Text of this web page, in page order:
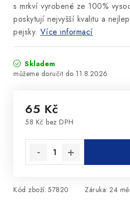
s mrkví vyrobené ze 100%
poskytují nejvyšší kvalitu a
pejsky. Více informací
Skladem
11.8.2026
65 Kč
58 Kč bez DPH
Kód zboží: 57820 Záruka: 24